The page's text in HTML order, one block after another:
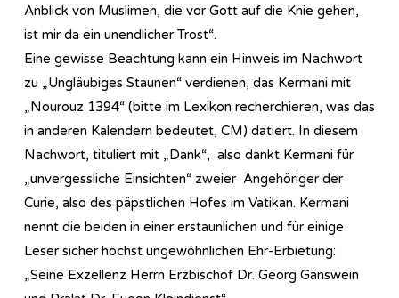
Anblick von Muslimen, die vor Gott auf die Knie gehen,
ist mir da ein unendlicher Trost“.
Eine gewisse Beachtung kann ein Hinweis im Nachwort
zu „Ungläubiges Staunen“ verdienen, das Kermani mit
„Nourouz 1394“ (bitte im Lexikon recherchieren, was das
in anderen Kalendern bedeutet, CM) datiert. In diesem
Nachwort, tituliert mit „Dank“, also dankt Kermani für
„unvergessliche Einsichten“ zweier Angehöriger der
Curie, also des päpstlichen Hofes im Vatikan. Kermani
nennt die beiden in einer erstaunlichen und für einige
Leser sicher höchst ungewöhnlichen Ehr-Erbietung:
„Seine Exzellenz Herrn Erzbischof Dr. Georg Gänswein